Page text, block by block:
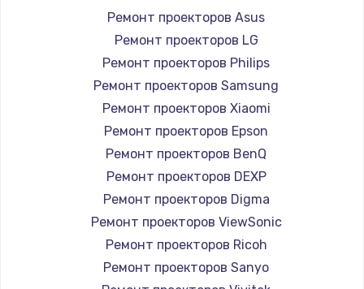
Ремонт проекторов Asus
Ремонт проекторов LG
Ремонт проекторов Philips
Ремонт проекторов Samsung
Ремонт проекторов Xiaomi
Ремонт проекторов Epson
Ремонт проекторов BenQ
Ремонт проекторов DEXP
Ремонт проекторов Digma
Ремонт проекторов ViewSonic
Ремонт проекторов Ricoh
Ремонт проекторов Sanyo